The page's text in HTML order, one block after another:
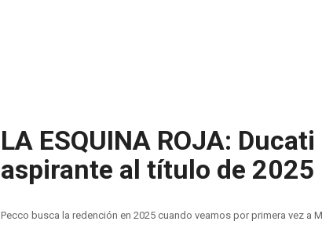
LA ESQUINA ROJA:
aspirante al título de 2025
Pecco busca la redención en 2025 cuando veamos por primera vez a